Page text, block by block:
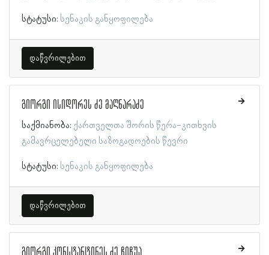
სტატუსი: სენაკის განყოფილება
დაწვრილებით
გიორგი ისიდორეს ძე მაღნარაძე
საქმიანობა: ქართველთა შორის წერა-კითხვის
გამავრცელებელი საზოგადოების წევრი
სტატუსი: სენაკის განყოფილება
დაწვრილებით